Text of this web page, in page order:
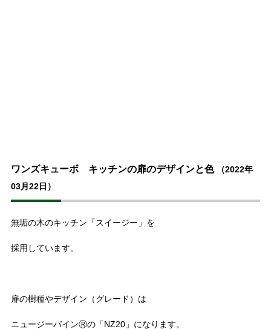
ワンズキューボ キッチンの扉のデザインと色
（2022年
03月22日）
無垢の木のキッチン「スイージー」を
採用しています。
扉の樹種やデザイン（グレード）は
ニュージーパインⓇの「NZ20」になります。